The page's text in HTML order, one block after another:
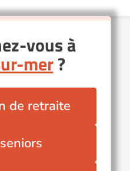
(62280)
vous à
mer?
de retraite